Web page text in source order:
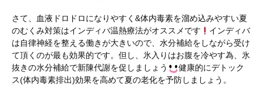
さて、血液ドロドロになりやすく&体内毒素を溜め込みやすい夏
のむくみ対策はインディバ温熱療法がオススメです
インディバ
は自律神経を整える働きが大きいので、水分補給をしながら受け
て頂くのが最も効果的です。但し、氷入りはお腹を冷やす為、氷
抜きの水分補給で新陳代謝を促しましょう
健康的にデトック
ス(体内毒素排出)効果を高めて夏の老化を予防しましょう。